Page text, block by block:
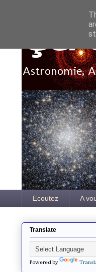
Ça
Astronomie,
Ecoutez A
Translate
Powered by